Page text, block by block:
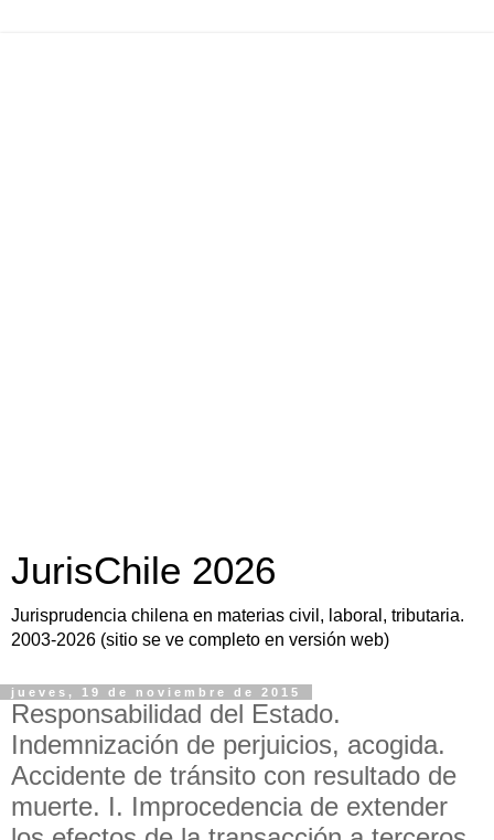
JurisChile 2026
Jurisprudencia chilena en materias civil, laboral, tributaria.
2003-2026 (sitio se ve completo en versión web)
jueves, 19 de noviembre de 2015
Responsabilidad del Estado.
Indemnización de perjuicios, acogida.
Accidente de tránsito con resultado de
muerte. I. Improcedencia de extender